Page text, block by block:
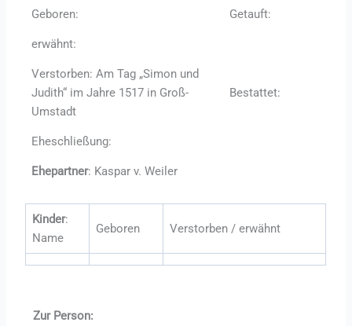
Geboren: Getauft:
erwähnt:
Verstorben: Am Tag „Simon und
Judith“ im Jahre 1517 in Groß-
Umstadt
Bestattet:
Eheschließung:
Ehepartner: Kaspar v. Weiler
Kinder:
Name
Geboren Verstorben / erwähnt
Zur Person: